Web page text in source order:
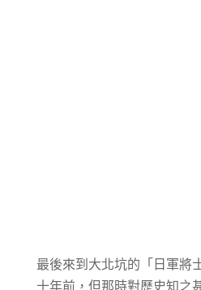
最後來到大北坑的「日軍將
十年前，但那時對歷史知之